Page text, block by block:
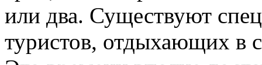
или два. Существуют
туристов, отдыхающих в